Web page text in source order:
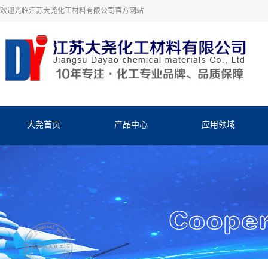
欢迎光临江苏大尧化工材料有限公司官方网站
大尧首页 产品中心 应用领域